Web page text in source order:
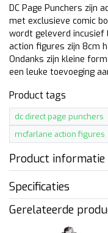
DC Page Punchers zijn
met exclusieve comic
wordt geleverd incusief
action figures zijn 8cm
Ondanks zijn kleine
een leuke toevoeging
Product tags
dc direct page punchers
mcfarlane action figures
Product informatie
Specificaties
Gerelateerde